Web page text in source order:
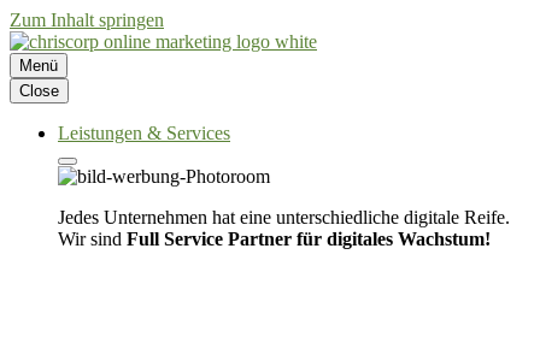
Zum Inhalt springen
Menü
Close
Leistungen & Services
Jedes Unternehmen hat eine unterschiedliche digitale Reife.
Wir sind Full Service Partner für digitales Wachstum!